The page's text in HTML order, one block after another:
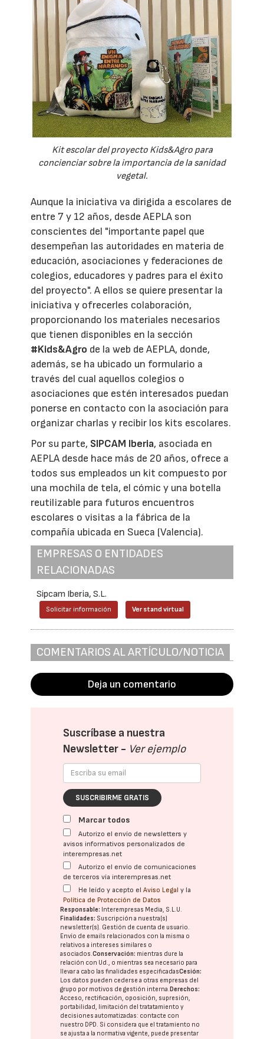
Kit escolar del proyecto Kids&Agro para
concienciar sobre la importancia de la sanidad
vegetal.
Aunque la iniciativa va dirigida a escolares de
entre 7 y 12 años, desde AEPLA son
conscientes del "importante papel que
desempeñan las autoridades en materia de
educación, asociaciones y federaciones de
colegios, educadores y padres para el éxito
del proyecto". A ellos se quiere presentar la
iniciativa y ofrecerles colaboración,
proporcionando los materiales necesarios
que tienen disponibles en la sección
#Kids&Agro de la web de AEPLA, donde,
además, se ha ubicado un formulario a
través del cual aquellos colegios o
asociaciones que estén interesados puedan
ponerse en contacto con la asociación para
organizar charlas y recibir los kits escolares.
Por su parte, SIPCAM Iberia, asociada en
AEPLA desde hace más de 20 años, ofrece a
todos sus empleados un kit compuesto por
una mochila de tela, el cómic y una botella
reutilizable para futuros encuentros
escolares o visitas a la fábrica de la
compañía ubicada en Sueca (Valencia).
EMPRESAS O ENTIDADES
RELACIONADAS
Sipcam Iberia, S.L.
Solicitar información Ver stand virtual
COMENTARIOS AL ARTÍCULO/NOTICIA
Deja un comentario
Suscríbase a nuestra
Newsletter - Ver ejemplo
SUSCRIBIRME GRATIS
Marcar todos
Autorizo el envío de newsletters y
avisos informativos personalizados de
interempresas.net
Autorizo el envío de comunicaciones
de terceros vía interempresas.net
He leído y acepto elAviso Legal y la
Política de Protección de Datos
Responsable: Interempresas Media, S.L.U.
Finalidades: Suscripción a nuestra(s)
newsletter(s). Gestión de cuenta de usuario.
Envío de emails relacionados con la misma o
relativos a intereses similares o
asociados.Conservación: mientras dure la
relación con Ud., o mientras sea necesario para
llevar a cabo las finalidades especificadasCesión:
Los datos pueden cederse a otras empresas del
grupo por motivos de gestión interna.Derechos:
Acceso, rectificación, oposición, supresión,
portabilidad, limitación del tratatamiento y
decisiones automatizadas: contacte con
nuestro DPD. Si considera que el tratamiento no
se ajusta a la normativa vigente, puede presentar